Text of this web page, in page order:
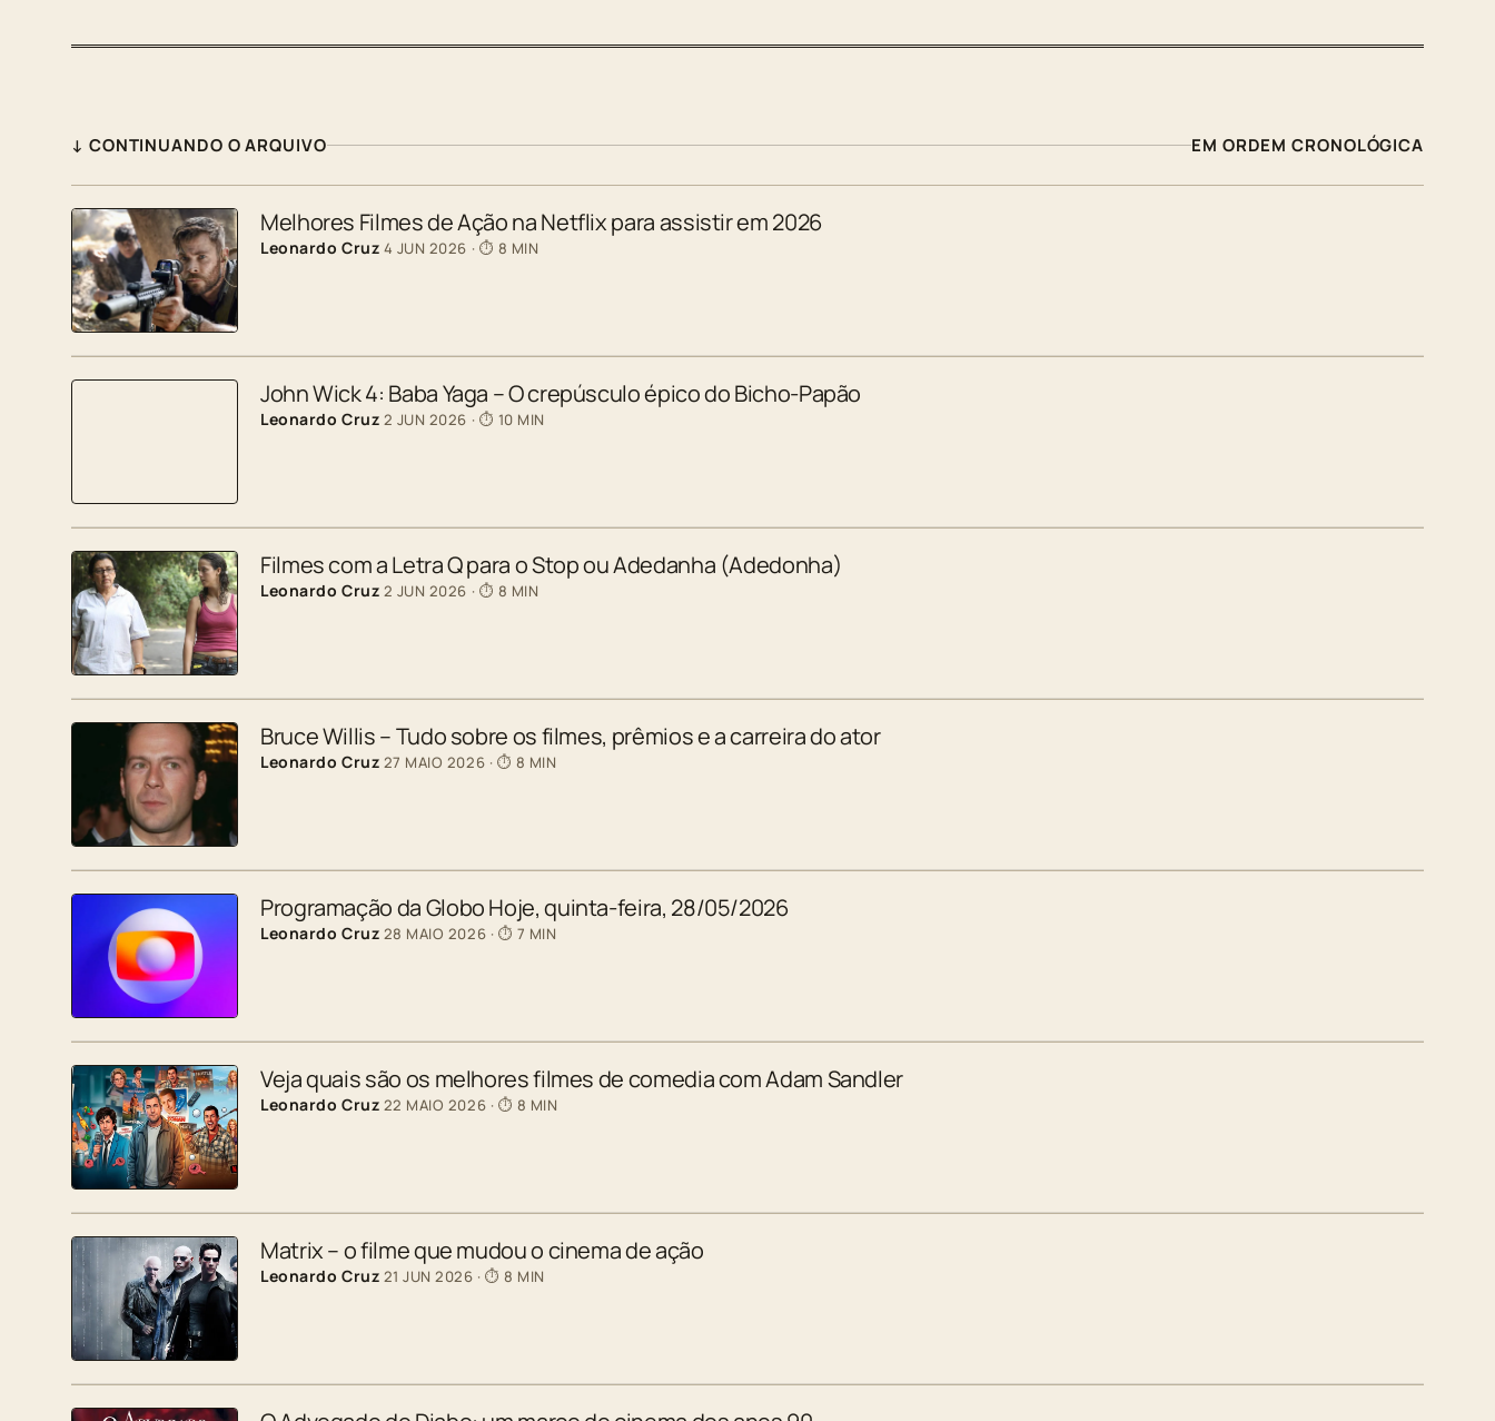
↓ CONTINUANDO O ARQUIVO EM ORDEM CRONOLÓGICA
Melhores Filmes de Ação na Netflix para assistir em 2026
Leonardo Cruz 4 JUN 2026 · ⏱ 8 MIN
John Wick 4: Baba Yaga – O crepúsculo épico do Bicho-Papão
Leonardo Cruz 2 JUN 2026 · ⏱ 10 MIN
Filmes com a Letra Q para o Stop ou Adedanha (Adedonha)
Leonardo Cruz 2 JUN 2026 · ⏱ 8 MIN
Bruce Willis – Tudo sobre os filmes, prêmios e a carreira do ator
Leonardo Cruz 27 MAIO 2026 · ⏱ 8 MIN
Programação da Globo Hoje, quinta-feira, 28/05/2026
Leonardo Cruz 28 MAIO 2026 · ⏱ 7 MIN
Veja quais são os melhores filmes de comedia com Adam Sandler
Leonardo Cruz 22 MAIO 2026 · ⏱ 8 MIN
Matrix – o filme que mudou o cinema de ação
Leonardo Cruz 21 JUN 2026 · ⏱ 8 MIN